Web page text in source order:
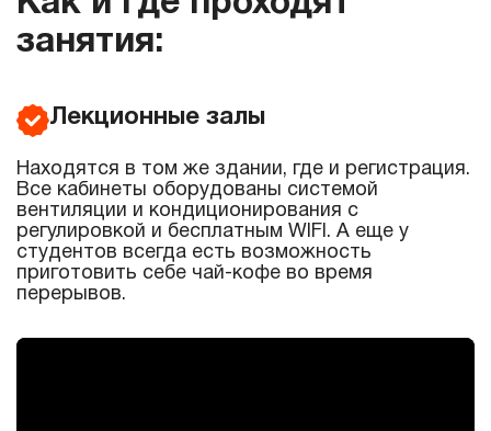
занятия:
Лекционные залы
Находятся в том же здании, где и регистрация.
Все кабинеты оборудованы системой
вентиляции и кондиционирования с
регулировкой и бесплатным WIFI. А еще у
студентов всегда есть возможность
приготовить себе чай-кофе во время
перерывов.